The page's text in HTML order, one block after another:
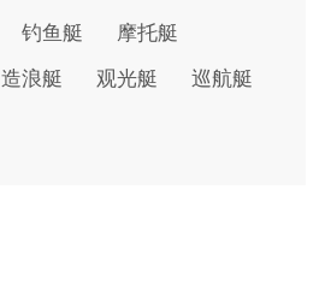
钓鱼艇 摩托艇
造浪艇 观光艇 巡航艇